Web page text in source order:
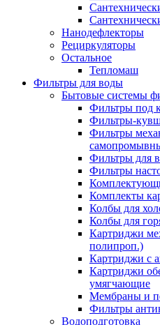
Нанодефлекторы
Рециркуляторы
Остальное
Тепломаш
Фильтры для воды
Бытовые системы
Фильтры под
Фильтры-
Фильтры
Фильтры для
Фильтры
Комплекты
Колбы для
Колбы для
Картриджи
полипроп.)
Картриджи с
Картриджи
умягчающие
Мембраны и
Фильтры
Водоподготовка